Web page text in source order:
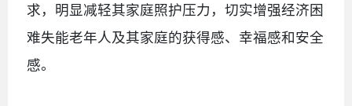
求，明显减轻其家庭照护压力，切实增强经济困
难失能老年人及其家庭的获得感、幸福感和安全
感。